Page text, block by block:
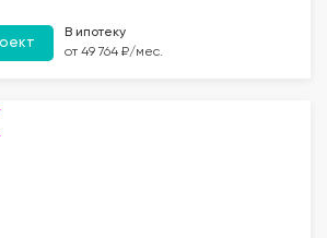
В ипотеку
от 49 764 ₽/мес.